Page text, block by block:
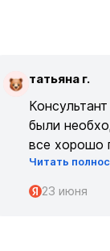
Т татьяна г.
были
все хорошо
главное,
первого
Читать
23 июня